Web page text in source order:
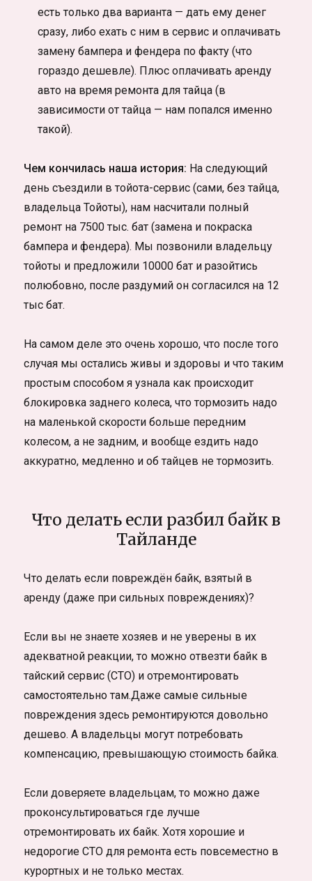
есть только два варианта — дать ему денег
сразу, либо ехать с ним в сервис и оплачивать
замену бампера и фендера по факту (что
гораздо дешевле). Плюс оплачивать аренду
авто на время ремонта для тайца (в
зависимости от тайца — нам попался именно
такой).
Чем кончилась наша история: На следующий
день съездили в тойота-сервис (сами, без тайца,
владельца Тойоты), нам насчитали полный
ремонт на 7500 тыс. бат (замена и покраска
бампера и фендера). Мы позвонили владельцу
тойоты и предложили 10000 бат и разойтись
полюбовно, после раздумий он согласился на 12
тыс бат.
На самом деле это очень хорошо, что после того
случая мы остались живы и здоровы и что таким
простым способом я узнала как происходит
блокировка заднего колеса, что тормозить надо
на маленькой скорости больше передним
колесом, а не задним, и вообще ездить надо
аккуратно, медленно и об тайцев не тормозить.
Что делать если разбил байк в
Тайланде
Что делать если повреждён байк, взятый в
аренду (даже при сильных повреждениях)?
Если вы не знаете хозяев и не уверены в их
адекватной реакции, то можно отвезти байк в
тайский сервис (СТО) и отремонтировать
самостоятельно там.Даже самые сильные
повреждения здесь ремонтируются довольно
дешево. А владельцы могут потребовать
компенсацию, превышающую стоимость байка.
Если доверяете владельцам, то можно даже
проконсультироваться где лучше
отремонтировать их байк. Хотя хорошие и
недорогие СТО для ремонта есть повсеместно в
курортных и не только местах.